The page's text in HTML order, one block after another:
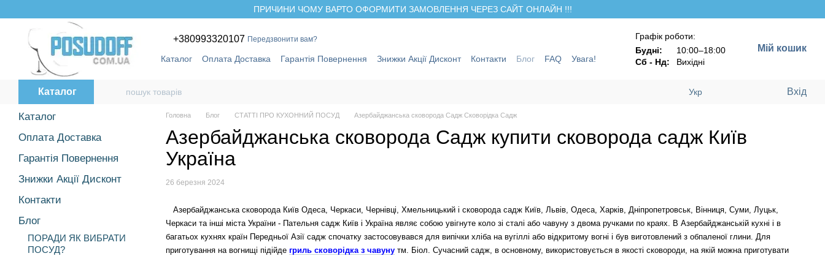
ПРИЧИНИ ЧОМУ ВАРТО ОФОРМИТИ ЗАМОВЛЕННЯ ЧЕРЕЗ САЙТ ОНЛАЙН !!!
+380993320107 Передзвонити вам?
Каталог Оплата Доставка Гарантія Повернення Знижки Акції Дисконт Контакти Блог FAQ
Увага!
Графік роботи:
Будні:
10:00–18:00
Сб - Нд:
Вихідні
Мій кошик
Каталог Укр Вхід
Головна Блог СТАТТІ ПРО КУХОННИЙ ПОСУД Азербайджанська сковорода Садж Сковорідка Садж
Азербайджанська сковорода Садж купити сковорода садж Київ
Україна
26 березня 2024
Азербайджанська сковорода Київ Одеса, Черкаси, Чернівці, Хмельницький і сковорода садж Київ, Львів, Одеса, Харків, Дніпропетровськ, Вінниця, Суми, Луцьк,
Черкаси та інші міста України - Пательня садж Київ і Україна являє собою увігнуте коло зі сталі або чавуну з двома ручками по краях. В Азербайджанській кухні і в
багатьох кухнях країн Передньої Азії садж спочатку застосовувався для випічки хліба на вугіллі або відкритому вогні і був виготовлений з обпаленої глини. Для
приготування на вогнищі підійде гриль сковорідка з чавуну тм. Біол. Сучасний садж, в основному, використовується в якості сковороди, на якій можна приготувати
Каталог
Оплата Доставка
Гарантія Повернення
Знижки Акції Дисконт
Контакти
Блог
ПОРАДИ ЯК ВИБРАТИ
ПОСУД?